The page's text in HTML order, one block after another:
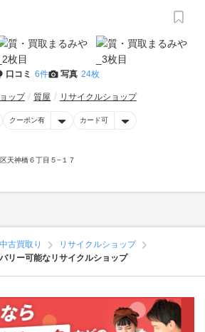
口コミ 6件 写真 24枚
ップ 質屋 リサイクルショップ
クーポン有 カード可
天神橋６丁目５−１７
古買取り
リサイクルショップ
リー可能なリサイクルショップ